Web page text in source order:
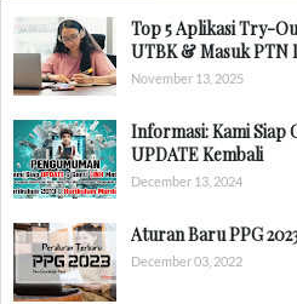
Top 5 Aplikasi Try-
UTBK & Masuk PTN
November 13, 2025
Informasi: Kami Siap
UPDATE Kembali
December 13, 2024
Aturan Baru PPG
December 03, 2022